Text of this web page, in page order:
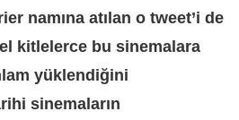
namına atılan o tweet’i de
kitlelerce bu sinemalara
yüklendiğini
sinemaların